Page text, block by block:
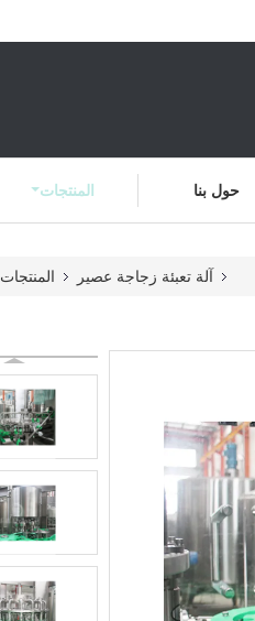
المنتجات حول بنا
المنتجات آلة تعبئة زجاجة عصير